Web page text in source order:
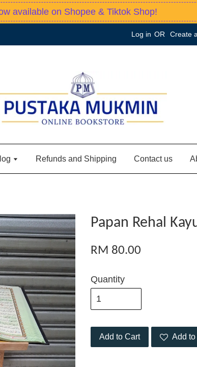
available on Shopee & Tiktok Shop!
Log in OR Create
Refunds and Shipping Contact us
Papan Rehal
RM 80.00
Quantity
Add to Cart Add